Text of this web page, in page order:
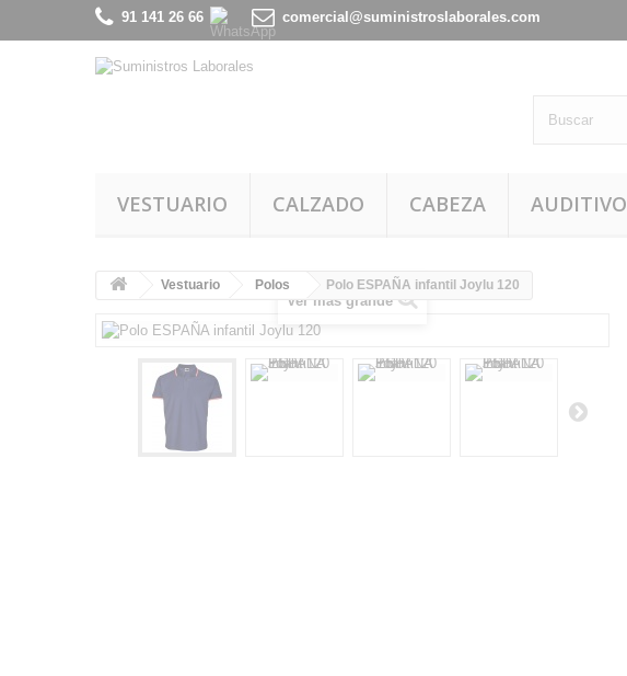
91 141 26 66 comercial@suministroslaborales.com
VESTUARIO CALZADO CABEZA AUDITIVO
Vestuario Polos Polo ESPAÑA infantil Joylu 120
Ver más grande